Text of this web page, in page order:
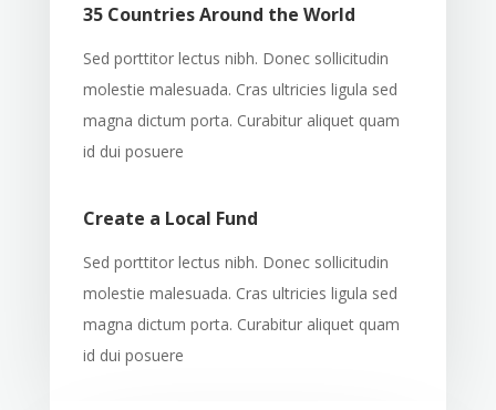
35 Countries Around the World
Sed porttitor lectus nibh. Donec sollicitudin
molestie malesuada. Cras ultricies ligula sed
magna dictum porta. Curabitur aliquet quam
id dui posuere
Create a Local Fund
Sed porttitor lectus nibh. Donec sollicitudin
molestie malesuada. Cras ultricies ligula sed
magna dictum porta. Curabitur aliquet quam
id dui posuere